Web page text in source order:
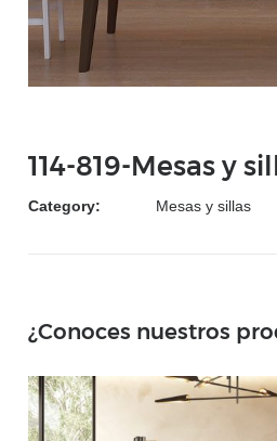
114-819-Mesas y
Category: Mesas y sillas
¿Conoces nuestros